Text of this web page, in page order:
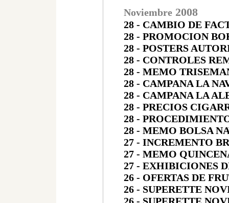
Noviembre 2008
28 - CAMBIO DE
28 - PROMOCION
28 - POSTERS
28 - CONTROLES
28 - MEMO
28 - CAMPANA LA
28 - CAMPANA LA
28 - PRECIOS
28 -
28 - MEMO BOLSA
27 - INCREMENTO
27 - MEMO
27 - EXHIBICIONES
26 - OFERTAS DE
26 - SUPERETTE